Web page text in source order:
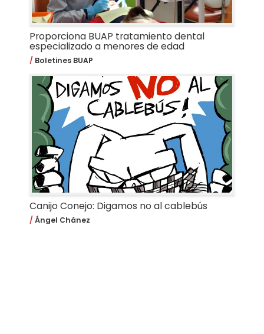
Proporciona BUAP tratamiento dental
especializado a menores de edad
Boletines BUAP
Canijo Conejo: Digamos no al cablebús
Ángel Chánez